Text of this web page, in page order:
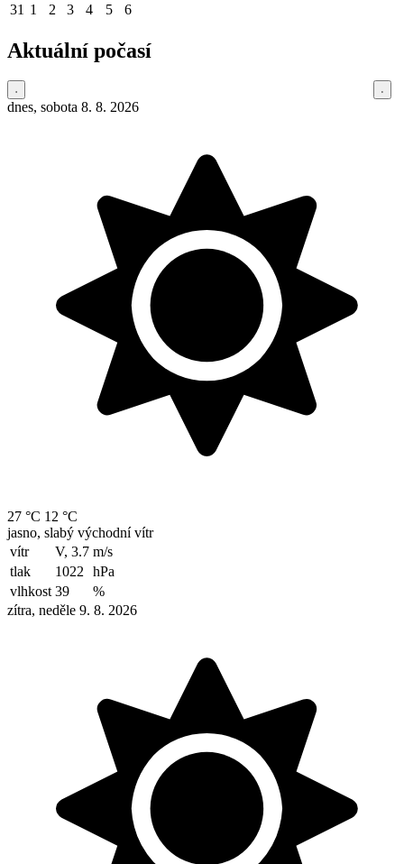
31 1 2 3 4 5 6
Aktuální počasí
dnes, sobota 8. 8. 2026
27 °C 12 °C
jasno, slabý východní vítr
vítr
V, 3.7 m/s
tlak
1022 hPa
vlhkost 39
%
zítra, neděle 9. 8. 2026